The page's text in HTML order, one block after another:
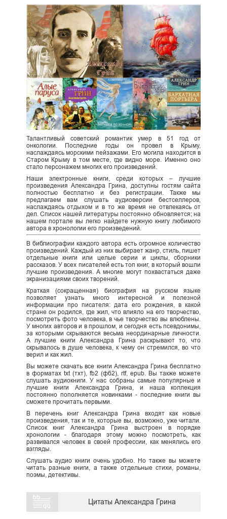
Талантливый советский романтик умер в 51 год от
онкологии. Последние годы он провел в Крыму,
наслаждаясь морскими пейзажами. Его могила находится в
Старом Крыму в том месте, где видно море. Именно оно
стало персонажем многих его произведений.
Наши электронные книги, среди которых – лучшие
произведения Александра Грина, доступны гостям сайта
полностью бесплатно и без регистрации. Также мы
предлагаем вам слушать аудиоверсии бестселлеров,
наслаждаясь отдыхом и в то же время не отвлекаясь от
дел. Список нашей литературы постоянно обновляется; на
нашем портале вы легко найдете нужную книгу любимого
автора в хронологии его произведений.
В библиографии каждого автора есть огромное количество
произведений. Каждый из них выбирает жанр, стиль, пишет
отдельные книги или целые серии и циклы, сборники
рассказов. У всех писателей есть топ книг, в который вошли
лучшие произведения. А многие могут похвастаться даже
экранизациями своих творений.
Краткая (сокращенная) биография на русском языке
позволяет узнать много интересной и полезной
информации про писателя: дата его рождения, в какой
стране он родился, где жил, что влияло на его творчество,
посмотреть фото человека, в чье творчество вы влюблены.
У многих авторов и в прошлом, и сегодня есть псевдонимы,
за которыми скрываются весьма неординарные личности.
А лучшие книги Александра Грина раскрывают то, что
скрывалось в душе человека, к чему он стремился, во что
верил и как жил.
Вы можете скачать все книги Александра Грина бесплатно
в форматах txt (тхт), fb2 (фб2), rtf, epub. Вы также можете
слушать аудиокниги. У нас собраны самые популярные и
лучшие книги Александра Грина, и наша коллекция
постоянно пополняется новинками - последние книги вы
сможете прочитать первыми.
В перечень книг Александра Грина входят как новые
произведения, так и те, которые вы, возможно, уже читали.
Список книг Александра Грина выстроен в порядке
хронологии - благодаря этому можно посмотреть, как
развивался человек в своей профессии, как менялись его
взгляды.
Слушать аудио книги очень удобно. Но также вы можете
читать разные книги, а также отдельные стихи, романы,
поэмы, детективы.
Цитаты Александра Грина